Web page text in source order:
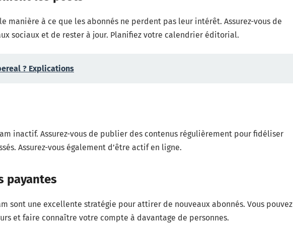
manière à ce que les abonnés ne perdent pas leur intérêt. Assurez-vous de
sociaux et de rester à jour. Planifiez votre calendrier éditorial.
? Explications
inactif. Assurez-vous de publier des contenus régulièrement pour fidéliser
Assurez-vous également d’être actif en ligne.
payantes
sont une excellente stratégie pour attirer de nouveaux abonnés. Vous pouvez
et faire connaître votre compte à davantage de personnes.